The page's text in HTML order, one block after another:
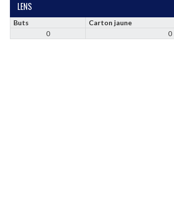
LENS
Buts Carton jaune
0
0